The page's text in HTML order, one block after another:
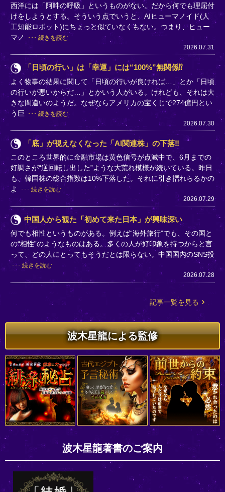
西洋には「阿吽の呼吸」というものがない。だから何でも理屈付
けをしようとする。そういう点でいうと、AIヒューマノイド(人
工知能ロボット)にちょっと似ていなくもない。つまり、ヒュー
マノ
続きを読む
2026.07.31
「日頃の行い」は「幸運」には“100%”無関係⁉
よく物事の結果に関して「日頃の行いが良ければ…」とか「日頃
の行いが悪いからだ…」とかいう人がいる。けれども、それは大
きな間違いのようだ。なぜならアメリカの宝くじで274億円とい
う巨
続きを読む
2026.07.30
「底」が視えなくなった「AI関連株」の下落‼
このところ世界的に金融市場は黄色信号が点滅中で、6月までの
好調さが“逆回転し出した”ような大荒れ模様が続いている。昨日
も、韓国株の総合指数は10%下落した。それに引き摺れらるかの
よ
続きを読む
2026.07.29
中国人から観た「初めて来た日本」が興味深い
何でも相性というものがある。例えば“海外旅行”でも、その国と
の“相性”のようなものはある。多くの人が好印象を持つからと言
って、どの人にとってもそうだとは限らない。中国国内のSNS投
続きを読む
2026.07.28
記事一覧を見る
波木星龍による監修
波木星龍著書のご案内